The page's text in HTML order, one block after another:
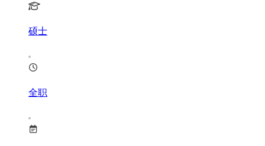
硕士
全职